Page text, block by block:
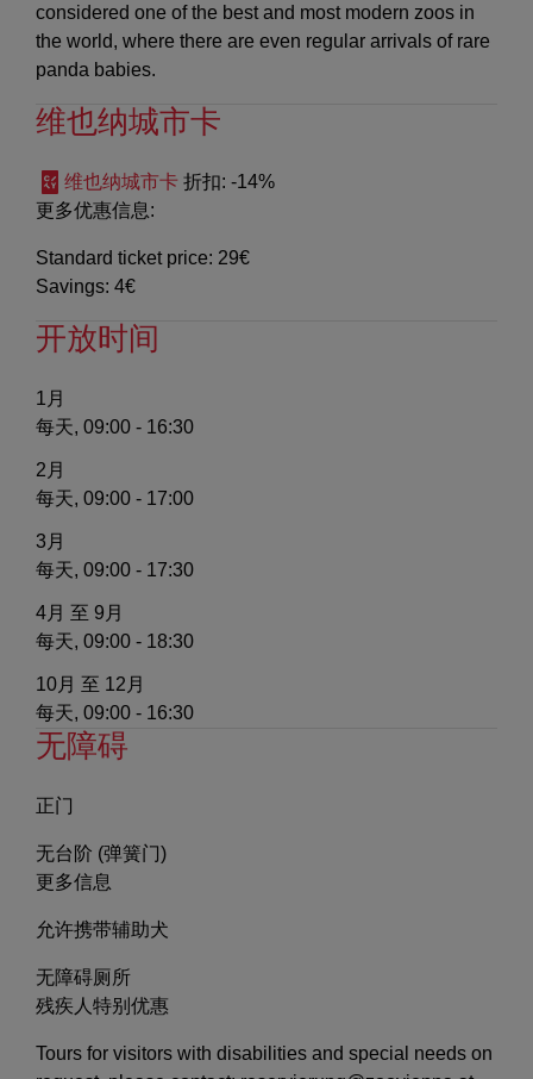
considered one of the best and most modern zoos in
the world, where there are even regular arrivals of rare
panda babies.
维也纳城市卡
维也纳城市卡 折扣: -14%
更多优惠信息:
Standard ticket price: 29€
Savings: 4€
开放时间
1月
每天, 09:00 - 16:30
2月
每天, 09:00 - 17:00
3月
每天, 09:00 - 17:30
4月 至 9月
每天, 09:00 - 18:30
10月 至 12月
每天, 09:00 - 16:30
无障碍
正门
无台阶 (弹簧门)
更多信息
允许携带辅助犬
无障碍厕所
残疾人特别优惠
Tours for visitors with disabilities and special needs on